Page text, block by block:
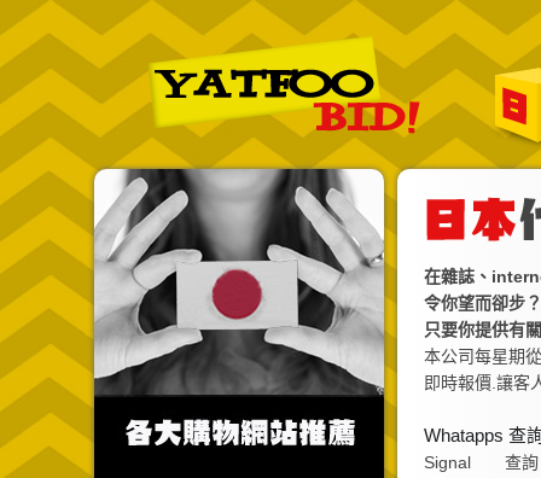
在雜誌、
令你望而卻步
只要你提供有
本公司每星期
即時報價.讓客
Whatapps 查
Signal 查詢